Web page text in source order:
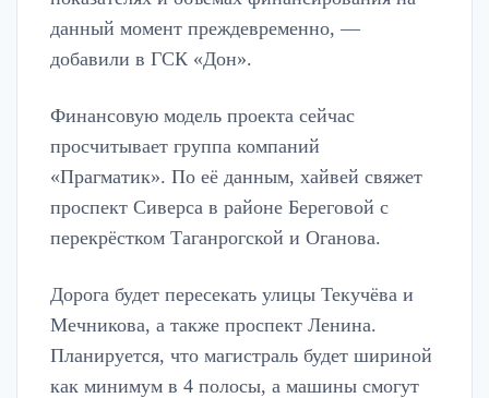
данный момент преждевременно, —
добавили в ГСК «Дон».
Финансовую модель проекта сейчас
просчитывает группа компаний
«Прагматик». По её данным, хайвей свяжет
проспект Сиверса в районе Береговой с
перекрёстком Таганрогской и Оганова.
Дорога будет пересекать улицы Текучёва и
Мечникова, а также проспект Ленина.
Планируется, что магистраль будет шириной
как минимум в 4 полосы, а машины смогут